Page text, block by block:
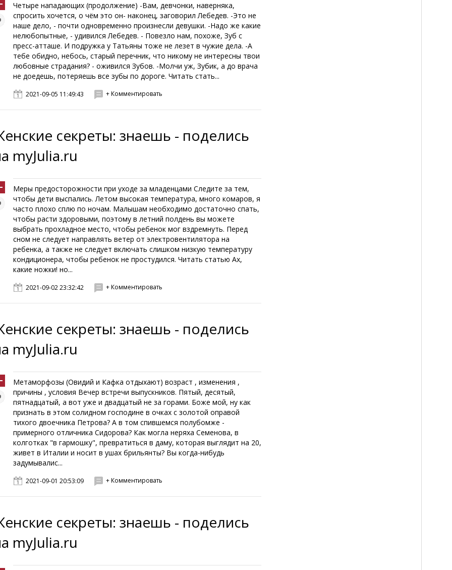
Четыре нападающих (продолжение) -Вам, девчонки, наверняка,
спросить хочется, о чём это он- наконец, заговорил Лебедев. -Это не
наше дело, - почти одновременно произнесли девушки. -Надо же какие
нелюбопытные, - удивился Лебедев. - Повезло нам, похоже, Зуб с
пресс-атташе. И подружка у Татьяны тоже не лезет в чужие дела. -А
тебе обидно, небось, старый перечник, что никому не интересны твои
любовные страдания? - оживился Зубов. -Молчи уж, Зубик, а до врача
не доедешь, потеряешь все зубы по дороге. Читать стать...
2021-09-05 11:49:43 + Комментировать
секреты: знаешь - поделись
myJulia.ru
Меры предосторожности при уходе за младенцами Следите за тем,
чтобы дети выспались. Летом высокая температура, много комаров, я
часто плохо сплю по ночам. Малышам необходимо достаточно спать,
чтобы расти здоровыми, поэтому в летний полдень вы можете
выбрать прохладное место, чтобы ребенок мог вздремнуть. Перед
сном не следует направлять ветер от электровентилятора на
ребенка, а также не следует включать слишком низкую температуру
кондиционера, чтобы ребенок не простудился. Читать статью Ах,
какие ножки! но...
2021-09-02 23:32:42 + Комментировать
секреты: знаешь - поделись
myJulia.ru
Метаморфозы (Овидий и Кафка отдыхают) возраст , изменения ,
причины , условия Вечер встречи выпускников. Пятый, десятый,
пятнадцатый, а вот уже и двадцатый не за горами. Боже мой, ну как
признать в этом солидном господине в очках с золотой оправой
тихого двоечника Петрова? А в том спившемся полубомже -
примерного отличника Сидорова? Как могла неряха Семенова, в
колготках "в гармошку", превратиться в даму, которая выглядит на 20,
живет в Италии и носит в ушах брильянты? Вы когда-нибудь
задумывалис...
2021-09-01 20:53:09 + Комментировать
секреты: знаешь - поделись
myJulia.ru